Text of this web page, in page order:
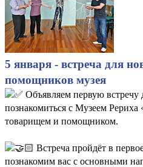
5 января - встреча для
помощников музея
Объявляем первую встречу
познакомиться с Музеем
товарищем и помощником.
Встреча пройдёт в
познакомим вас с основными